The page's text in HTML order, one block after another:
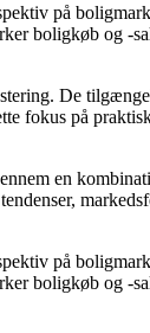
på
boligkøb og -
De
fokus på
en
på
boligkøb og -